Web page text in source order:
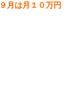
９月は月１０万円